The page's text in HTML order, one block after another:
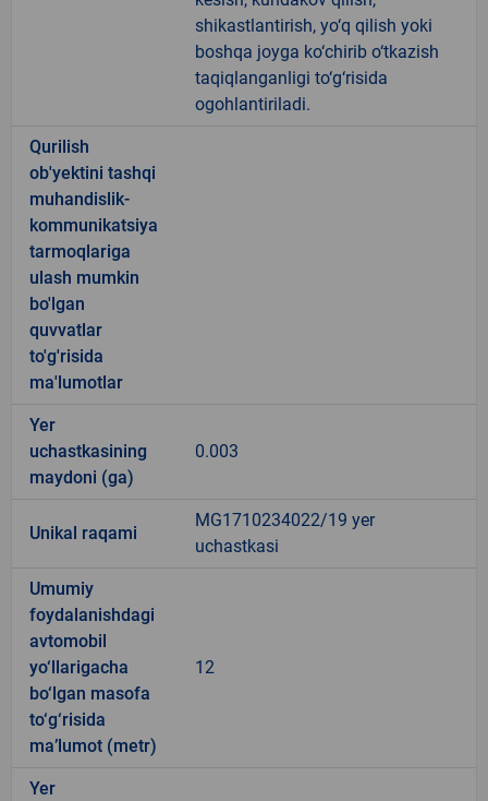
shikastlantirish, yo‘q qilish yoki
boshqa joyga ko‘chirib o‘tkazish
taqiqlanganligi to‘g‘risida
ogohlantiriladi.
Qurilish
ob'yektini tashqi
muhandislik-
kommunikatsiya
tarmoqlariga
ulash mumkin
bo'lgan
quvvatlar
to'g'risida
ma'lumotlar
Yer
uchastkasining
maydoni (ga)
0.003
Unikal raqami
MG1710234022/19 yer
uchastkasi
Umumiy
foydalanishdagi
avtomobil
yo‘llarigacha
bo‘lgan masofa
to‘g‘risida
ma’lumot (metr)
12
Yer